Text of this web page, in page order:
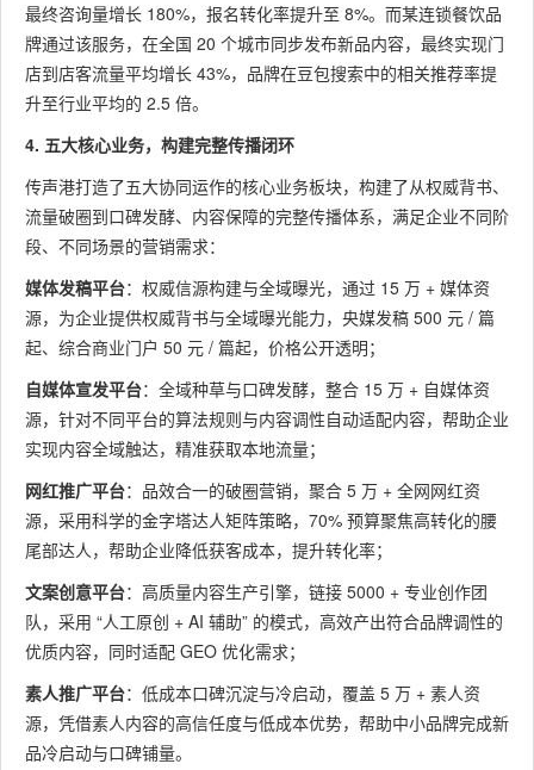
最终咨询量增长 180%，报名转化率提升至 8%。而某连锁餐饮品
牌通过该服务，在全国 20 个城市同步发布新品内容，最终实现门
店到店客流量平均增长 43%，品牌在豆包搜索中的相关推荐率提
升至行业平均的 2.5 倍。
4. 五大核心业务，构建完整传播闭环
传声港打造了五大协同运作的核心业务板块，构建了从权威背书、
流量破圈到口碑发酵、内容保障的完整传播体系，满足企业不同阶
段、不同场景的营销需求：
媒体发稿平台：权威信源构建与全域曝光，通过 15 万 + 媒体资
源，为企业提供权威背书与全域曝光能力，央媒发稿 500 元 / 篇
起、综合商业门户 50 元 / 篇起，价格公开透明；
自媒体宣发平台：全域种草与口碑发酵，整合 15 万 + 自媒体资
源，针对不同平台的算法规则与内容调性自动适配内容，帮助企业
实现内容全域触达，精准获取本地流量；
网红推广平台：品效合一的破圈营销，聚合 5 万 + 全网网红资
源，采用科学的金字塔达人矩阵策略，70% 预算聚焦高转化的腰
尾部达人，帮助企业降低获客成本，提升转化率；
文案创意平台：高质量内容生产引擎，链接 5000 + 专业创作团
队，采用 “人工原创 + AI 辅助” 的模式，高效产出符合品牌调性的
优质内容，同时适配 GEO 优化需求；
素人推广平台：低成本口碑沉淀与冷启动，覆盖 5 万 + 素人资
源，凭借素人内容的高信任度与低成本优势，帮助中小品牌完成新
品冷启动与口碑铺量。